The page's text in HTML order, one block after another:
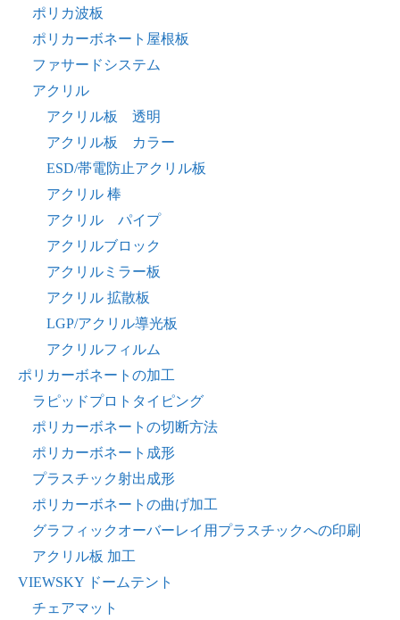
ポリカ波板
ポリカーボネート屋根板
ファサードシステム
アクリル
アクリル板 透明
アクリル板 カラー
ESD/帯電防止アクリル板
アクリル 棒
アクリル パイプ
アクリルブロック
アクリルミラー板
アクリル 拡散板
LGP/アクリル導光板
アクリルフィルム
ポリカーボネートの加工
ラピッドプロトタイピング
ポリカーボネートの切断方法
ポリカーボネート成形
プラスチック射出成形
ポリカーボネートの曲げ加工
グラフィックオーバーレイ用プラスチックへの印刷
アクリル板 加工
VIEWSKY ドームテント
チェアマット